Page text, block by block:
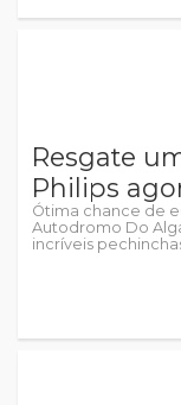
Resgate
Philips
Ótima chance de
Autodromo Do
incríveis